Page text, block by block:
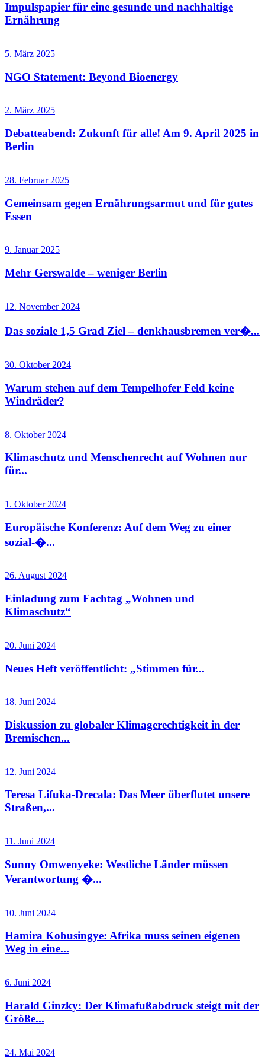
Impulspapier für eine gesunde und nachhaltige
Ernährung
5. März 2025
NGO Statement: Beyond Bioenergy
2. März 2025
Debatteabend: Zukunft für alle! Am 9. April 2025 in
Berlin
28. Februar 2025
Gemeinsam gegen Ernährungsarmut und für gutes
Essen
9. Januar 2025
Mehr Gerswalde – weniger Berlin
12. November 2024
Das soziale 1,5 Grad Ziel – denkhausbremen ver�...
30. Oktober 2024
Warum stehen auf dem Tempelhofer Feld keine
Windräder?
8. Oktober 2024
Klimaschutz und Menschenrecht auf Wohnen nur
für...
1. Oktober 2024
Europäische Konferenz: Auf dem Weg zu einer
sozial-�...
26. August 2024
Einladung zum Fachtag „Wohnen und
Klimaschutz“
20. Juni 2024
Neues Heft veröffentlicht: „Stimmen für...
18. Juni 2024
Diskussion zu globaler Klimagerechtigkeit in der
Bremischen...
12. Juni 2024
Teresa Lifuka-Drecala: Das Meer überflutet unsere
Straßen,...
11. Juni 2024
Sunny Omwenyeke: Westliche Länder müssen
Verantwortung �...
10. Juni 2024
Hamira Kobusingye: Afrika muss seinen eigenen
Weg in eine...
6. Juni 2024
Harald Ginzky: Der Klimafußabdruck steigt mit der
Größe...
24. Mai 2024